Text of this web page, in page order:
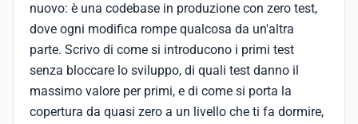
nuovo: è una codebase in produzione con zero test,
dove ogni modifica rompe qualcosa da un'altra
parte. Scrivo di come si introducono i primi test
senza bloccare lo sviluppo, di quali test danno il
massimo valore per primi, e di come si porta la
copertura da quasi zero a un livello che ti fa dormire,